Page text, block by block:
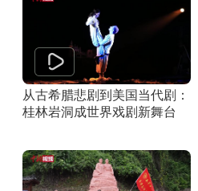
从古希腊悲剧到美国当代剧：
桂林岩洞成世界戏剧新舞台